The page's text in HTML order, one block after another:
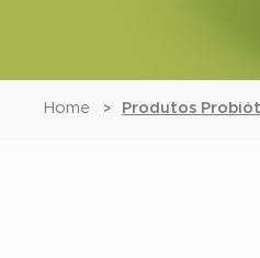
Home > Produtos